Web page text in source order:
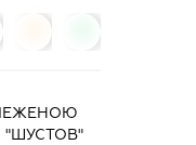
"ШУСТОВ"